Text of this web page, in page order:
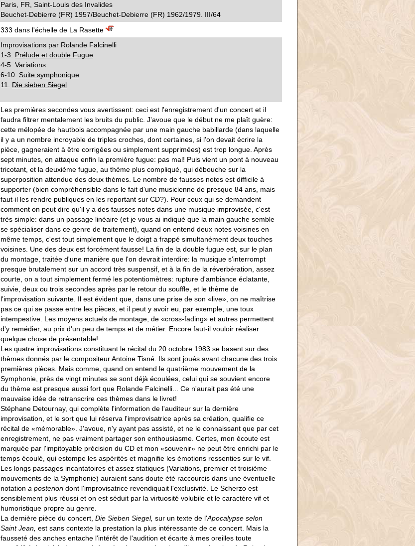
Paris, FR, Saint-Louis des Invalides
Beuchet-Debierre (FR) 1957/Beuchet-Debierre (FR) 1962/1979. III/64
333 dans l'échelle de La Rasette
Improvisations par Rolande Falcinelli
1-3. Prélude et double Fugue
4-5. Variations
6-10. Suite symphonique
11. Die sieben Siegel
Les premières secondes vous avertissent: ceci est l'enregistrement d'un concert et il
faudra filtrer mentalement les bruits du public. J'avoue que le début ne me plaît guère:
cette mélopée de hautbois accompagnée par une main gauche babillarde (dans laquelle
il y a un nombre incroyable de triples croches, dont certaines, si l'on devait écrire la
pièce, gagneraient à être corrigées ou simplement supprimées) est trop longue. Après
sept minutes, on attaque enfin la première fugue: pas mal! Puis vient un pont à nouveau
tricotant, et la deuxième fugue, au thème plus compliqué, qui débouche sur la
superposition attendue des deux thèmes. Le nombre de fausses notes est difficile à
supporter (bien compréhensible dans le fait d'une musicienne de presque 84 ans, mais
faut-il les rendre publiques en les reportant sur CD?). Pour ceux qui se demandent
comment on peut dire qu'il y a des fausses notes dans une musique improvisée, c'est
très simple: dans un passage linéaire (et je vous ai indiqué que la main gauche semble
se spécialiser dans ce genre de traitement), quand on entend deux notes voisines en
même temps, c'est tout simplement que le doigt a frappé simultanément deux touches
voisines. Une des deux est forcément fausse! La fin de la double fugue est, sur le plan
du montage, traitée d'une manière que l'on devrait interdire: la musique s'interrompt
presque brutalement sur un accord très suspensif, et à la fin de la réverbération, assez
courte, on a tout simplement fermé les potentiomètres: rupture d'ambiance éclatante,
suivie, deux ou trois secondes après par le retour du souffle, et le thème de
l'improvisation suivante. Il est évident que, dans une prise de son «live», on ne maîtrise
pas ce qui se passe entre les pièces, et il peut y avoir eu, par exemple, une toux
intempestive. Les moyens actuels de montage, de «cross-fading» et autres permettent
d'y remédier, au prix d'un peu de temps et de métier. Encore faut-il vouloir réaliser
quelque chose de présentable!
Les quatre improvisations constituant le récital du 20 octobre 1983 se basent sur des
thèmes donnés par le compositeur Antoine Tisné. Ils sont joués avant chacune des trois
premières pièces. Mais comme, quand on entend le quatrième mouvement de la
Symphonie, près de vingt minutes se sont déjà écoulées, celui qui se souvient encore
du thème est presque aussi fort que Rolande Falcinelli... Ce n'aurait pas été une
mauvaise idée de retranscrire ces thèmes dans le livret!
Stéphane Detournay, qui complète l'information de l'auditeur sur la dernière
improvisation, et le sort que lui réserva l'improvisatrice après sa création, qualifie ce
récital de «mémorable». J'avoue, n'y ayant pas assisté, et ne le connaissant que par cet
enregistrement, ne pas vraiment partager son enthousiasme. Certes, mon écoute est
marquée par l'impitoyable précision du CD et mon «souvenir» ne peut être enrichi par le
temps écoulé, qui estompe les aspérités et magnifie les émotions ressenties sur le vif.
Les longs passages incantatoires et assez statiques (Variations, premier et troisième
mouvements de la Symphonie) auraient sans doute été raccourcis dans une éventuelle
notation a posterioridont l'improvisatrice revendiquait l'exclusivité. Le Scherzo est
sensiblement plus réussi et on est séduit par la virtuosité volubile et le caractère vif et
humoristique propre au genre.
La dernière pièce du concert, Die Sieben Siegel, sur un texte de l'Apocalypse selon
Saint Jean, est sans contexte la prestation la plus intéressante de ce concert. Mais la
fausseté des anches entache l'intérêt de l'audition et écarte à mes oreilles toute